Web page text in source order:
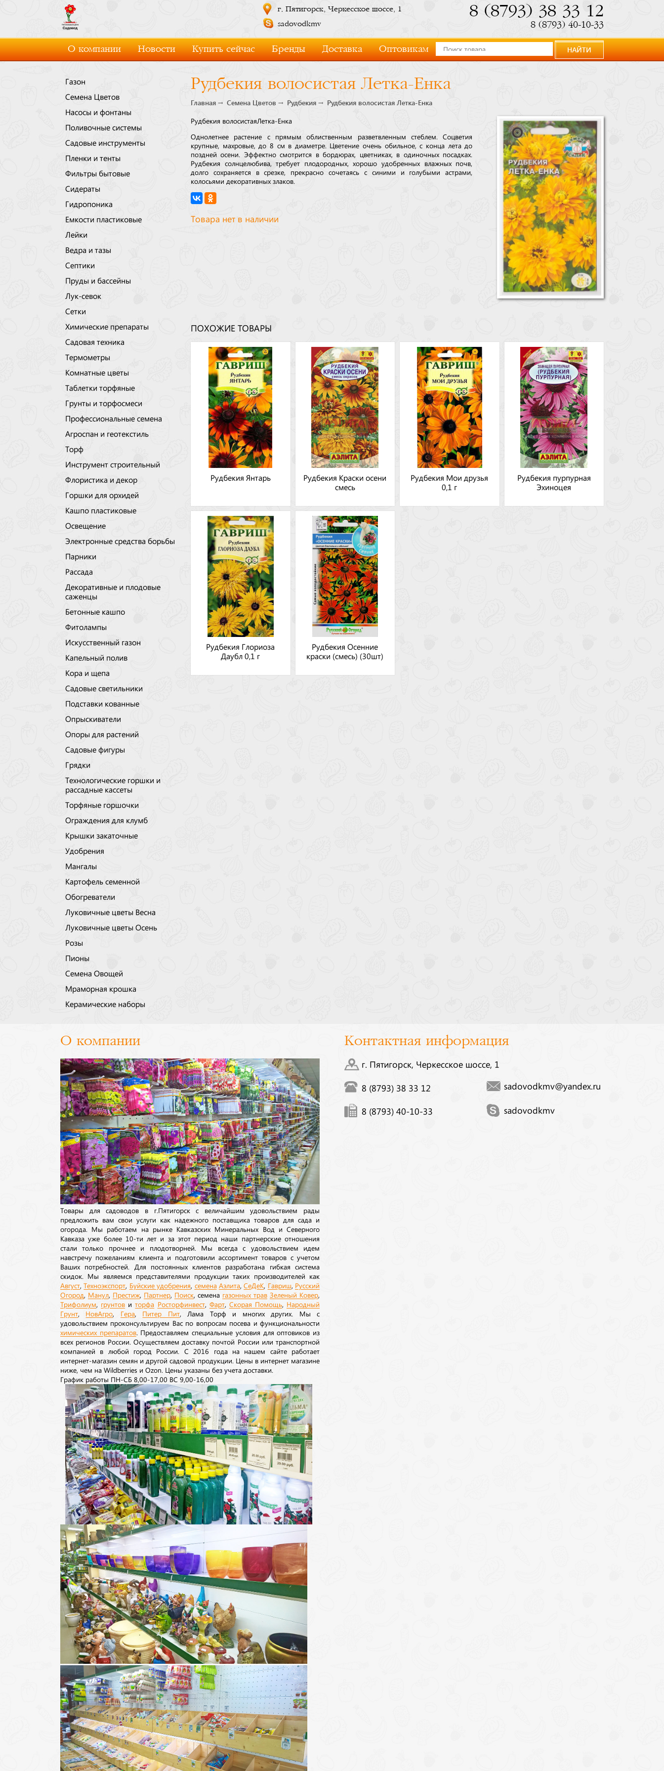
г. Пятигорск, Черкесское шоссе, 1
sadovodkmv
8 (8793) 38 33 12
8 (8793) 40-10-33
О компании Новости Купить сейчас Бренды Доставка Оптовикам НАЙТИ
Газон
Семена Цветов
Насосы и фонтаны
Поливочные системы
Садовые инструменты
Пленки и тенты
Фильтры бытовые
Сидераты
Гидропоника
Емкости пластиковые
Лейки
Ведра и тазы
Септики
Пруды и бассейны
Лук-севок
Сетки
Химические препараты
Садовая техника
Термометры
Комнатные цветы
Таблетки торфяные
Грунты и торфосмеси
Профессиональные семена
Агроспан и геотекстиль
Торф
Инструмент строительный
Флористика и декор
Горшки для орхидей
Кашпо пластиковые
Освещение
Электронные средства борьбы
Парники
Рассада
Декоративные и плодовые
саженцы
Бетонные кашпо
Фитолампы
Искусственный газон
Капельный полив
Кора и щепа
Садовые светильники
Подставки кованные
Опрыскиватели
Опоры для растений
Садовые фигуры
Грядки
Технологические горшки и
рассадные кассеты
Торфяные горшочки
Ограждения для клумб
Крышки закаточные
Удобрения
Мангалы
Картофель семенной
Обогреватели
Луковичные цветы Весна
Луковичные цветы Осень
Розы
Пионы
Семена Овощей
Мраморная крошка
Керамические наборы
Рудбекия волосистая Летка-Енка
Главная Семена Цветов Рудбекия Рудбекия волосистая Летка-Енка
Рудбекия волосистая Летка-Енка
Однолетнее растение с прямым облиственным разветвленным стеблем. Соцветия
крупные, махровые, до 8 см в диаметре. Цветение очень обильное, с конца лета до
поздней осени. Эффектно смотрится в бордюрах, цветниках, в одиночных посадках.
Рудбекия солнцелюбива, требует плодородных, хорошо удобренных влажных почв,
долго сохраняется в срезке, прекрасно сочетаясь с синими и голубыми астрами,
колосьями декоративных злаков.
Товара нет в наличии
ПОХОЖИЕ ТОВАРЫ
Рудбекия Янтарь
Рудбекия Краски осени
смесь
Рудбекия Мои друзья
0,1 г
Рудбекия пурпурная
Эхиноцея
Рудбекия Глориоза
Даубл 0,1 г
Рудбекия Осенние
краски (смесь) (30шт)
О компании
Товары для садоводов в г.Пятигорск с величайшим удовольствием рады
предложить вам свои услуги как надежного поставщика товаров для сада и
огорода. Мы работаем на рынке Кавказских Минеральных Вод и Северного
Кавказа уже более 10-ти лет и за этот период наши партнерские отношения
стали только прочнее и плодотворней. Мы всегда с удовольствием идем
навстречу пожеланиям клиента и подготовили ассортимент товаров с учетом
Ваших потребностей. Для постоянных клиентов разработана гибкая система
скидок. Мы являемся представителями продукции таких производителей как
Август ,Техноэкспорт Буйские удобрения семена Аэлита,СеДеК Гавриш Русский
Огород Манул Престиж Партнер Поиск , семена газонных трав Зеленый Ковер
Трифолиум грунтов иторфа Росторфинвест, Фарт, Скорая Помощь Народный
Грунт НовАгро Гера, Питер Пит, Лама Торф и многих других. Мы с
удовольствием проконсультируем Вас по вопросам посева и функциональности
химических препаратов. Предоставляем специальные условия для оптовиков из
всех регионов России. Осуществляем доставку почтой России или транспортной
компанией в любой город России. С 2016 года на нашем сайте работает
интернет-магазин семян и другой садовой продукции. Цены в интернет магазине
ниже, чем на Wildberries и Ozon. Цены указаны без учета доставки.
График работы ПН-СБ 8,00-17,00 ВС 9,00-16,00
Контактная информация
г. Пятигорск, Черкесское шоссе, 1
8 (8793) 38 33 12
8 (8793) 40-10-33
sadovodkmv@yandex.ru
sadovodkmv